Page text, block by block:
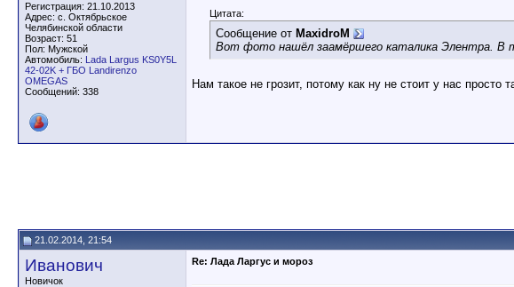
Регистрация: 21.10.2013
Адрес: с. Октябрьское
Челябинской области
Возраст: 51
Пол: Мужской
Автомобиль: Lada Largus KS0Y5L
42-02K + ГБО Landirenzo
OMEGAS
Сообщений: 338
Цитата:
Сообщение от MaxidroM
Вот фото нашёл заамёршего каталика Элентра. В
Нам такое не грозит, потому как ну не стоит у нас просто
21.02.2014, 21:54
Иванович
Новичок
Re: Лада Ларгус и мороз